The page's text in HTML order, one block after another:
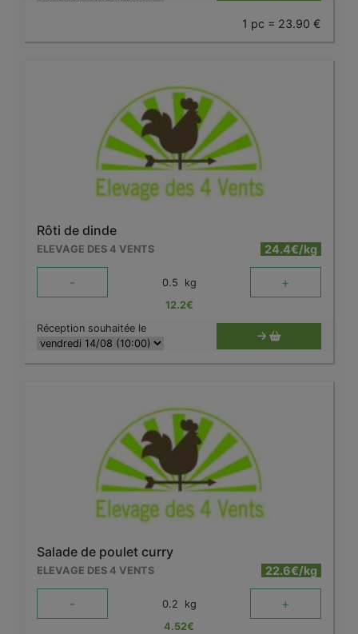
1 pc = 23.90 €
Rôti de dinde
ELEVAGE DES 4 VENTS 24.4€/kg
- 0.5 kg +
12.2€
Réception souhaitée le
Salade de poulet curry
ELEVAGE DES 4 VENTS 22.6€/kg
- 0.2 kg +
4.52€